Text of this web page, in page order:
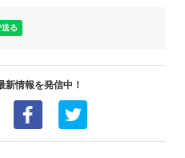
新情報を発信中！